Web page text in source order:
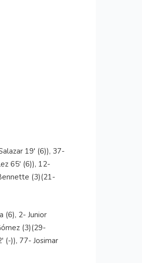
19' (6)), 37-
65' (6)), 12-
(3)(21-
(6), 2- Junior
(3)(29-
(-)), 77- Josimar